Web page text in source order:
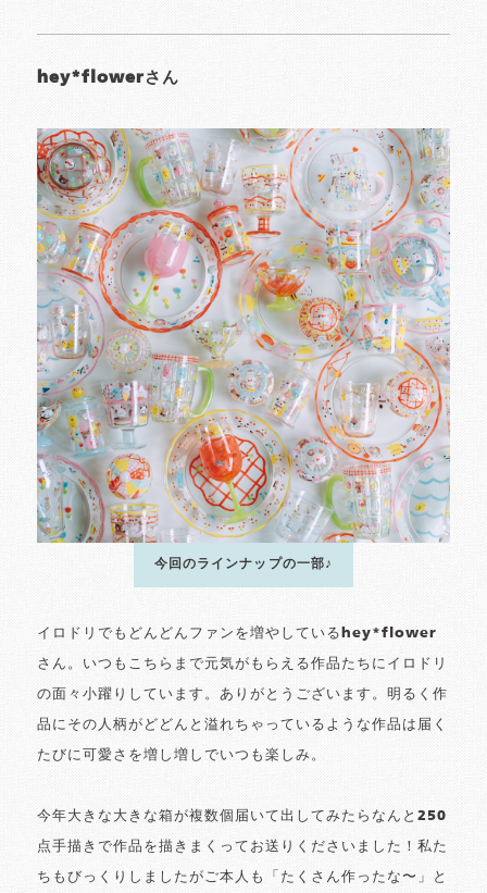
hey*flowerさん
今回のラインナップの一部♪
イロドリでもどんどんファンを増やしているhey*flower
さん。いつもこちらまで元気がもらえる作品たちにイロドリ
の面々小躍りしています。ありがとうございます。明るく作
品にその人柄がどどんと溢れちゃっているような作品は届く
たびに可愛さを増し増しでいつも楽しみ。
今年大きな大きな箱が複数個届いて出してみたらなんと250
点手描きで作品を描きまくってお送りくださいました！私た
ちもびっくりしましたがご本人も「たくさん作ったな〜」と